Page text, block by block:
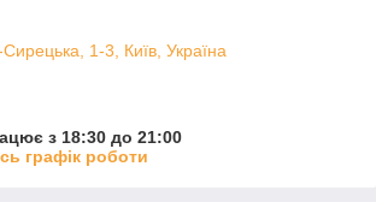
Сирецька, 1-3, Київ, Україна
з 18:30 до 21:00
графік роботи